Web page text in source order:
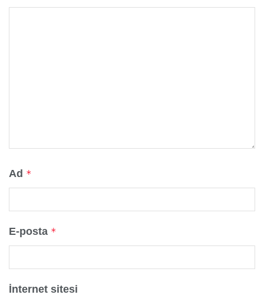
Ad *
E-posta *
İnternet sitesi